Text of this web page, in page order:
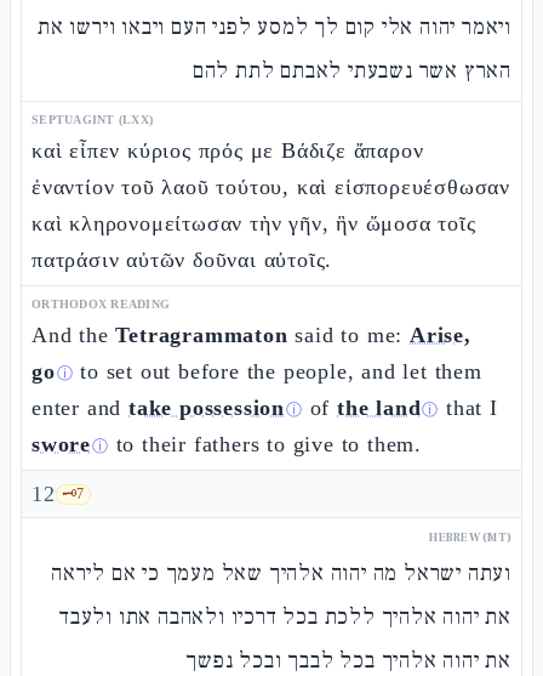
ויאמר יהוה אלי קום לך למסע לפני העם ויבאו וירשו את
הארץ אשר נשבעתי לאבתם לתת להם
SEPTUAGINT (LXX)
καὶ εἶπεν κύριος πρός με Βάδιζε ἄπαρον
ἐναντίον τοῦ λαοῦ τούτου, καὶ εἰσπορευέσθωσαν
καὶ κληρονομείτωσαν τὴν γῆν, ἣν ὤμοσα τοῖς
πατράσιν αὐτῶν δοῦναι αὐτοῖς.
ORTHODOX READING
And theTetragrammaton said to me:Arise,
goⓘ to set out before the people, and let them
enter andtake possessionⓘ ofthe landⓘ that I
sworeⓘ to their fathers to give to them.
12 🗝️7
HEBREW (MT)
ועתה ישראל מה יהוה אלהיך שאל מעמך כי אם ליראה
את יהוה אלהיך ללכת בכל דרכיו ולאהבה אתו ולעבד
את יהוה אלהיך בכל לבבך ובכל נפשך